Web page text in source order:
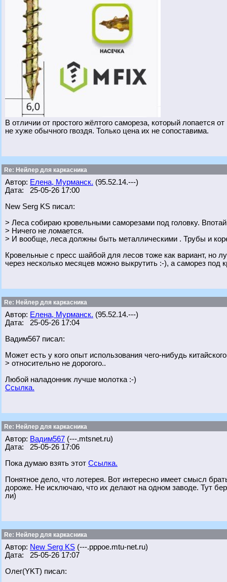
В отличии от простого жёлтого самореза, который лопается
не хуже обычного гвоздя. Только цена их не сопоставима.
Re: Нейлер для каркасника
Автор: Елена, Мурманск. (95.52.14.---)
Дата: 25-05-26 17:00
New Serg KS писал:
> Леса собираю кровельными саморезами под головку.
> Ничего не ломается.
> И вообще, леса должны быть металлическими . Трубы и
Кровельные с пресс шайбой для лесов тоже как вариант, но
через несколько месяцев можно выкрутить :-), а саморез под
Re: Нейлер для каркасника
Автор: Елена, Мурманск. (95.52.14.---)
Дата: 25-05-26 17:04
Вадим567 писал:
Может есть у кого опыт использования чего-нибудь
> относительно не дорогого..
Любой наладонник лучше молотка :-)
Ссылка.
Re: Нейлер для каркасника
Автор: Вадим567 (---.mtsnet.ru)
Дата: 25-05-26 17:06
Пока думаю взять этот Ссылка.
Понятное дело, что лотерея. Вот интересно имеет смысл
дороже. Не исключаю, что их делают на одном заводе. Тут
ли)
Re: Нейлер для каркасника
Автор: New Serg KS (---.pppoe.mtu-net.ru)
Дата: 25-05-26 17:07
Олег(YKT) писал: